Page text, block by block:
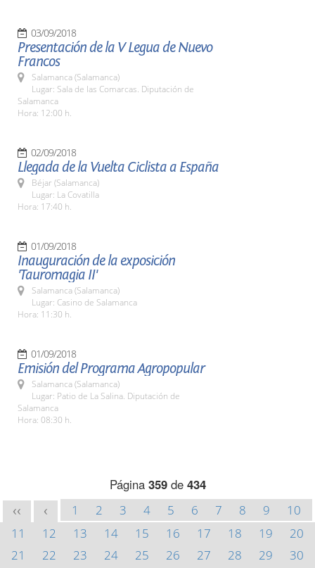
03/09/2018
Presentación de la V Legua de Nuevo
Francos
Salamanca (Salamanca)
Lugar: Sala de las Comarcas. Diputación de
Salamanca
Hora: 12:00 h.
02/09/2018
Llegada de la Vuelta Ciclista a España
Béjar (Salamanca)
Lugar: La Covatilla
Hora: 17:40 h.
01/09/2018
Inauguración de la exposición
'Tauromagia II'
Salamanca (Salamanca)
Lugar: Casino de Salamanca
Hora: 11:30 h.
01/09/2018
Emisión del Programa Agropopular
Salamanca (Salamanca)
Lugar: Patio de La Salina. Diputación de
Salamanca
Hora: 08:30 h.
Página 359de 434
<< < 1 2 3 4 5 6 7 8 9
10
11
12 13 14 15 16 17 18 19
20
21
22 23 24 25 26 27 28 29
30